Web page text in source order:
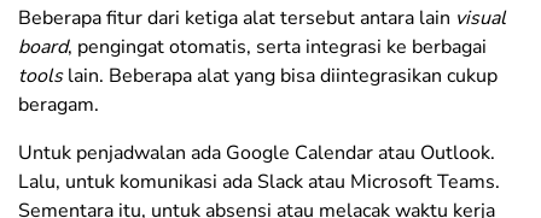
Beberapa fitur dari ketiga alat tersebut antara lain visual
board, pengingat otomatis, serta integrasi ke berbagai
toolslain. Beberapa alat yang bisa diintegrasikan cukup
beragam.
Untuk penjadwalan ada Google Calendar atau Outlook.
Lalu, untuk komunikasi ada Slack atau Microsoft Teams.
Sementara itu, untuk absensi atau melacak waktu kerja